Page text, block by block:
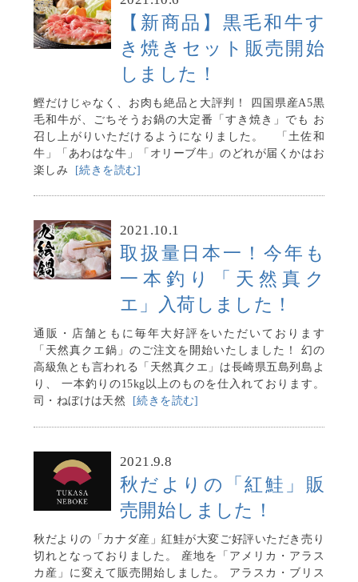
【新商品】黒毛和牛す
き焼きセット販売開始
しました！
鰹だけじゃなく、お肉も絶品と大評判！ 四国県産A5黒
毛和牛が、ごちそうお鍋の大定番「すき焼き」でも お
召し上がりいただけるようになりました。 「土佐和
牛」「あわはな牛」「オリーブ牛」のどれが届くかはお
楽しみ [続きを読む]
2021.10.1
取扱量日本一！今年も
一本釣り「天然真ク
エ」入荷しました！
通販・店舗ともに毎年大好評をいただいております
「天然真クエ鍋」のご注文を開始いたしました！ 幻の
高級魚とも言われる「天然真クエ」は長崎県五島列島よ
り、 一本釣りの15kg以上のものを仕入れております。
司・ねぼけは天然 [続きを読む]
2021.9.8
秋だよりの「紅鮭」販
売開始しました！
秋だよりの「カナダ産」紅鮭が大変ご好評いただき売り
切れとなっておりました。 産地を「アメリカ・アラス
カ産」に変えて販売開始しました。 アラスカ・ブリス